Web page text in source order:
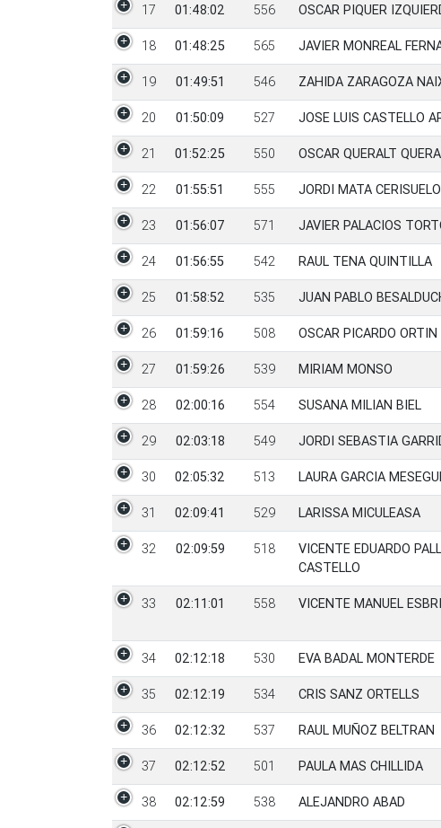
17 01:48:02 556 OSCAR PIQUER
18 01:48:25 565 JAVIER MONREAL
19 01:49:51 546 ZAHIDA ZARAGOZA
20 01:50:09 527 JOSE LUIS CASTELLO
21 01:52:25 550 OSCAR QUERALT
22 01:55:51 555 JORDI MATA CERISUELO
23 01:56:07 571 JAVIER PALACIOS
24 01:56:55 542 RAUL TENA QUINTILLA
25 01:58:52 535 JUAN PABLO
26 01:59:16 508 OSCAR PICARDO ORTIN
27 01:59:26 539 MIRIAM MONSO
28 02:00:16 554 SUSANA MILIAN BIEL
29 02:03:18 549 JORDI SEBASTIA
30 02:05:32 513 LAURA GARCIA
31 02:09:41 529 LARISSA MICULEASA
32 02:09:59 518
VICENTE EDUARDO
CASTELLO
33 02:11:01 558 VICENTE MANUEL
34 02:12:18 530 EVA BADAL MONTERDE
35 02:12:19 534 CRIS SANZ ORTELLS
36 02:12:32 537 RAUL MUÑOZ BELTRAN
37 02:12:52 501 PAULA MAS CHILLIDA
38 02:12:59 538 ALEJANDRO ABAD